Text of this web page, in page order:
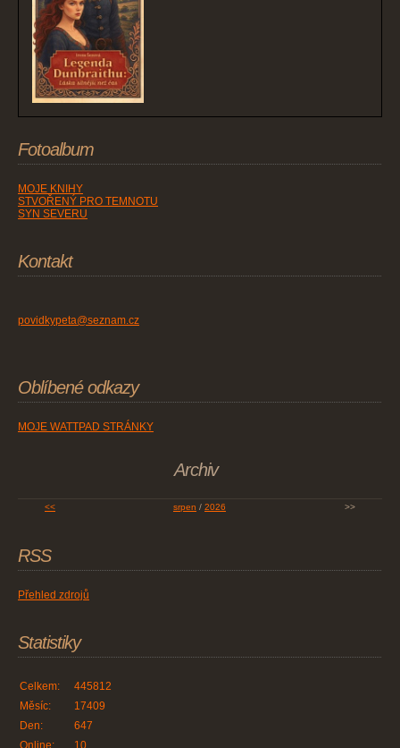
Fotoalbum
MOJE KNIHY
STVOŘENÝ PRO TEMNOTU
SYN SEVERU
Kontakt
povidkypeta@seznam.cz
Oblíbené odkazy
MOJE WATTPAD STRÁNKY
Archiv
<< srpen / 2026 >>
RSS
Přehled zdrojů
Statistiky
Celkem:
445812
Měsíc:
17409
Den:
647